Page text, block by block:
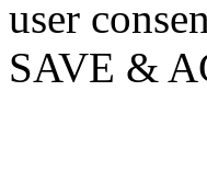
user
SAVE &